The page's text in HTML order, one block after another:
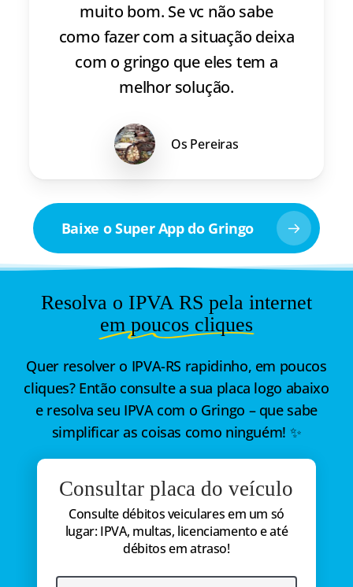
muito bom. Se vc não sabe
como fazer com a situação deixa
com o gringo que eles tem a
melhor solução.
Os Pereiras
Baixe o Super App do Gringo
Resolva o IPVA RS pela internet
em poucos cliques
Quer resolver o IPVA-RS rapidinho, em poucos
cliques? Então consulte a sua placa logo abaixo
e resolva seu IPVA com o Gringo – que sabe
simplificar as coisas como ninguém! ✨
Consultar placa do veículo
Consulte débitos veiculares em um só
lugar: IPVA, multas, licenciamento e até
débitos em atraso!